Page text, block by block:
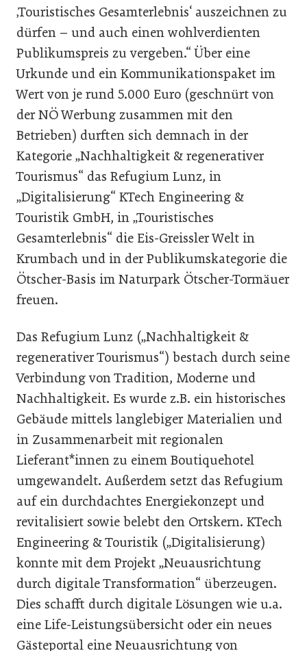
‚Touristisches Gesamterlebnis‘ auszeichnen zu
dürfen – und auch einen wohlverdienten
Publikumspreis zu vergeben.“ Über eine
Urkunde und ein Kommunikationspaket im
Wert von je rund 5.000 Euro (geschnürt von
der NÖ Werbung zusammen mit den
Betrieben) durften sich demnach in der
Kategorie „Nachhaltigkeit & regenerativer
Tourismus“ das Refugium Lunz, in
„Digitalisierung“ KTech Engineering &
Touristik GmbH, in „Touristisches
Gesamterlebnis“ die Eis-Greissler Welt in
Krumbach und in der Publikumskategorie die
Ötscher-Basis im Naturpark Ötscher-Tormäuer
freuen.
Das Refugium Lunz („Nachhaltigkeit &
regenerativer Tourismus“) bestach durch seine
Verbindung von Tradition, Moderne und
Nachhaltigkeit. Es wurde z.B. ein historisches
Gebäude mittels langlebiger Materialien und
in Zusammenarbeit mit regionalen
Lieferant*innen zu einem Boutiquehotel
umgewandelt. Außerdem setzt das Refugium
auf ein durchdachtes Energiekonzept und
revitalisiert sowie belebt den Ortskern. KTech
Engineering & Touristik („Digitalisierung)
konnte mit dem Projekt „Neuausrichtung
durch digitale Transformation“ überzeugen.
Dies schafft durch digitale Lösungen wie u.a.
eine Life-Leistungsübersicht oder ein neues
Gästeportal eine Neuausrichtung von